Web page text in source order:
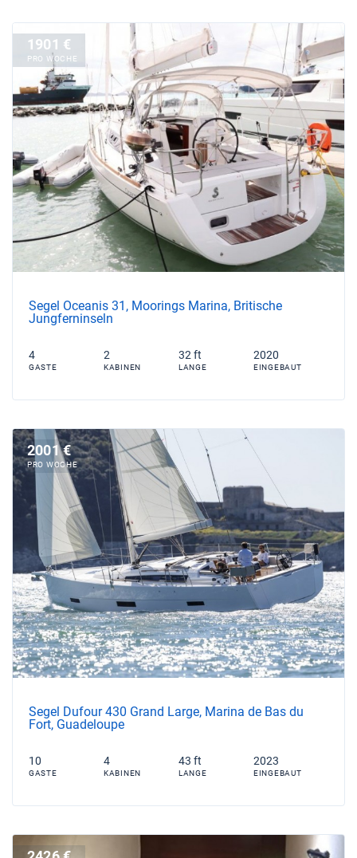
1901 €
PRO WOCHE
Segel Oceanis 31, Moorings Marina, Britische
Jungferninseln
4
GASTE
2
KABINEN
32 ft
LANGE
2020
EINGEBAUT
2001 €
PRO WOCHE
Segel Dufour 430 Grand Large, Marina de Bas du
Fort, Guadeloupe
10
GASTE
4
KABINEN
43 ft
LANGE
2023
EINGEBAUT